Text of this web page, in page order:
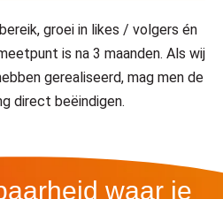
groei in likes / volgers én
is na 3 maanden. Als wij
gerealiseerd, mag men de
direct beëindigen.
waar je